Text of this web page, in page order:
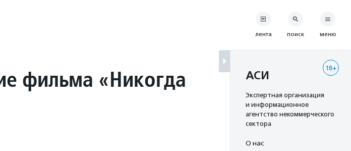
фильма «Никогда
лента поиск меню
18+
АСИ
Экспертная организация
и информационное
агентство некоммерческого
сектора
О нас